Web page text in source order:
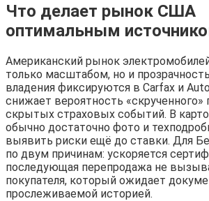
Что делает рынок США
оптимальным
Американский рынок
только масштабом, но и
владения фиксируются в Carfax и
снижает вероятность «скрученного»
скрытых страховых событий. В
обычно достаточно фото и
выявить риски ещё до ставки. Для
по двум причинам: ускоряется
последующая перепродажа не
покупателя, который ожидает
прослеживаемой историей.